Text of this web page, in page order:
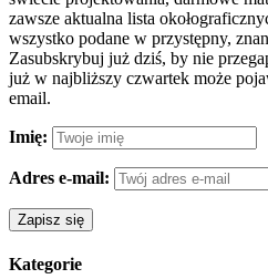
zawsze aktualna lista
wszystko podane w przystępny,
Zasubskrybuj już dziś, by nie
już w najbliższy czwartek może
email.
Imię:
Adres e-mail:
Kategorie